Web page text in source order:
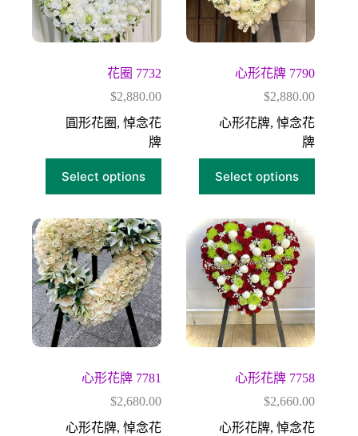
花圈 7732
$2,880.00
圓形花圈 , 悼念花
牌
Select options
心形花牌 7790
$2,880.00
心形花牌,悼念花
牌
Select options
心形花牌 7781
$2,680.00
心形花牌, 悼念花
心形花牌 7758
$2,660.00
心形花牌,悼念花